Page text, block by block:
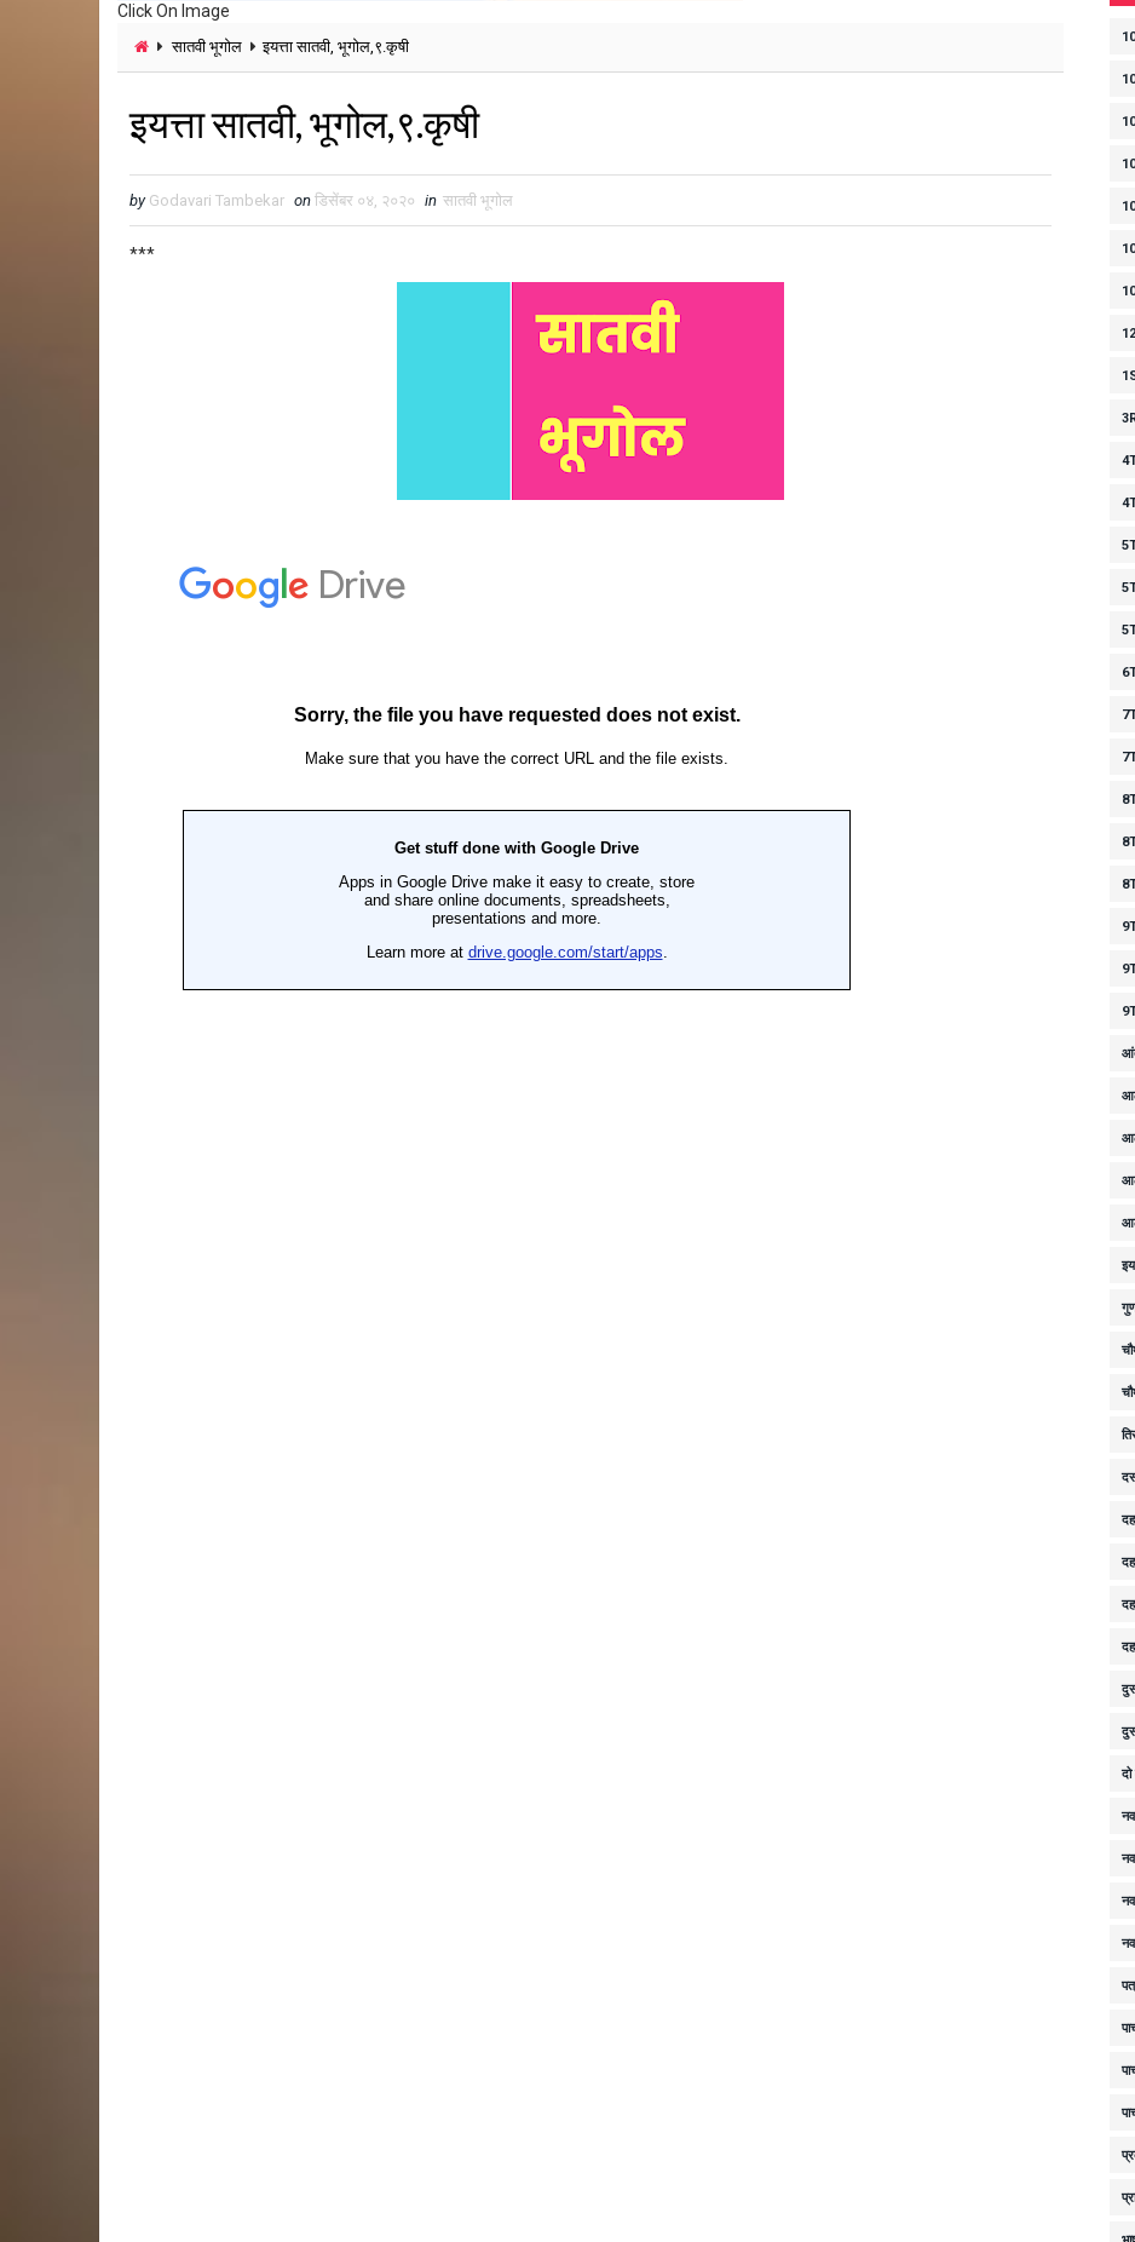
Click On Image
सातवी भूगोल इयत्ता सातवी, भूगोल,९.कृषी
इयत्ता सातवी, भूगोल,९.कृषी
by Godavari Tambekar on डिसेंबर ०४, २०२० in सातवी भूगोल
***